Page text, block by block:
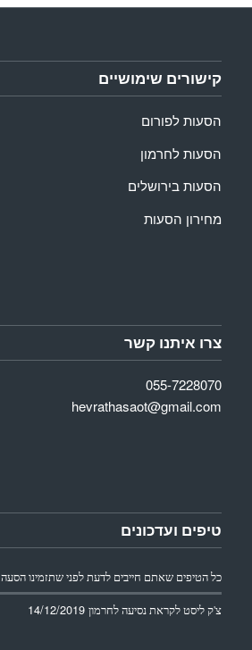
קישורים שימושיים
הסעות לפורום
הסעות לחרמון
הסעות בירושלים
מחירון הסעות
צרו איתנו קשר
055-7228070
hevrathasaot@gmail.com
טיפים ועדכונים
כל הטיפים שאתם חייבים לדעת לפני שתזמינו הסעה
צ'ק ליסט לקראת נסיעה לחרמון 14/12/2019